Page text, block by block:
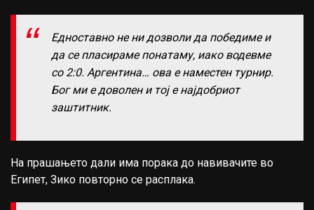
Едноставно не ни дозволи да победиме и
да се пласираме понатаму, иако водевме
со 2:0. Аргентина… ова е наместен турнир.
Бог ми е доволен и тој е најдобриот
заштитник.
На прашањето дали има порака до навивачите во
Египет, Зико повторно се расплака.